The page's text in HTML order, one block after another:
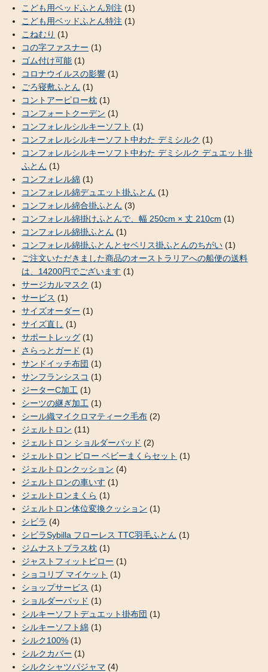
こども用ベッドふとん別注 (1)
こども用ベッドふとん特注 (1)
こねむり (1)
コの字ファスナー (1)
ゴム付け可能 (1)
コロナウイルスの影響 (1)
ごろ寝敷ふとん (1)
コントアーピロー枕 (1)
コンフォートクーデン (1)
コンフォレルシルキーソフト (1)
コンフォレルシルキーソフト中わた デミシルク (1)
コンフォレルシルキーソフト中わた デミシルク デュエット掛
ふとん (1)
コンフォレル綿 (1)
コンフォレル綿デュエット掛ふとん (1)
コンフォレル綿合掛ふとん (3)
コンフォレル綿掛けふとんで、幅 250cm × 丈 210cm (1)
コンフォレル綿掛ふとん (1)
コンフォレル綿掛ふとんとセベリス掛ふとんのちがい (1)
ご注文いただきました商品のオーストラリアへの船便の送料
は、14200円でございます (1)
サージカルマスク (1)
サービス (1)
サイズオーダー (1)
サイズ直し (1)
サポートレッグ (1)
さらっとガード (1)
サンドイッチ布団 (1)
サンフランシスコ (1)
ジーターC加工 (1)
シーツの継ぎ加工 (1)
シール織マイクロマティーク毛布 (2)
ジェルトロン (11)
ジェルトロン ショルダーパッド (2)
ジェルトロン ピロー ベビーまくらセット (1)
ジェルトロンクッション (4)
ジェルトロンの車いす (1)
ジェルトロンまくら (1)
ジェルトロン体位変換クッション (1)
シビラ (4)
シビラSybilla フローレス TTC羽毛ふとん (1)
ジムナストプラス枕 (1)
ジャストフィットピロー (1)
ショコリブ マイケット (1)
ショップサービス (1)
ショルダーパッド (1)
シルキーソフトデュエット掛布団 (1)
シルキーソフト綿 (1)
シルク100% (1)
シルクカバー (1)
シルクシャツパジャマ (4)